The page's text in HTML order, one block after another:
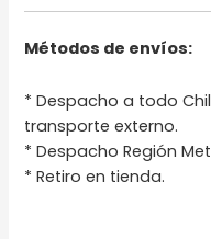
Métodos de envíos:
* Despacho a todo
transporte externo.
* Despacho Región
* Retiro en tienda.